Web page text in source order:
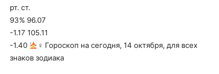
рт. ст.
93% 96.07
-1.17 105.11
-1.40
‍♀ Гороскоп на сегодня, 14 октября, для всех
знаков зодиака